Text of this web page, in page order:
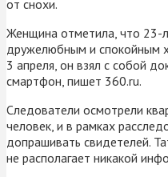
от снохи.
Женщина отметила, что 23-
дружелюбным и спокойным
3 апреля, он взял с собой
смартфон, пишет 360.ru.
Следователи осмотрели
человек, и в рамках
допрашивать свидетелей.
не располагает никакой